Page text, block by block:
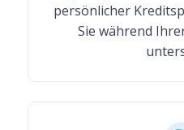
persönlicher
Sie während